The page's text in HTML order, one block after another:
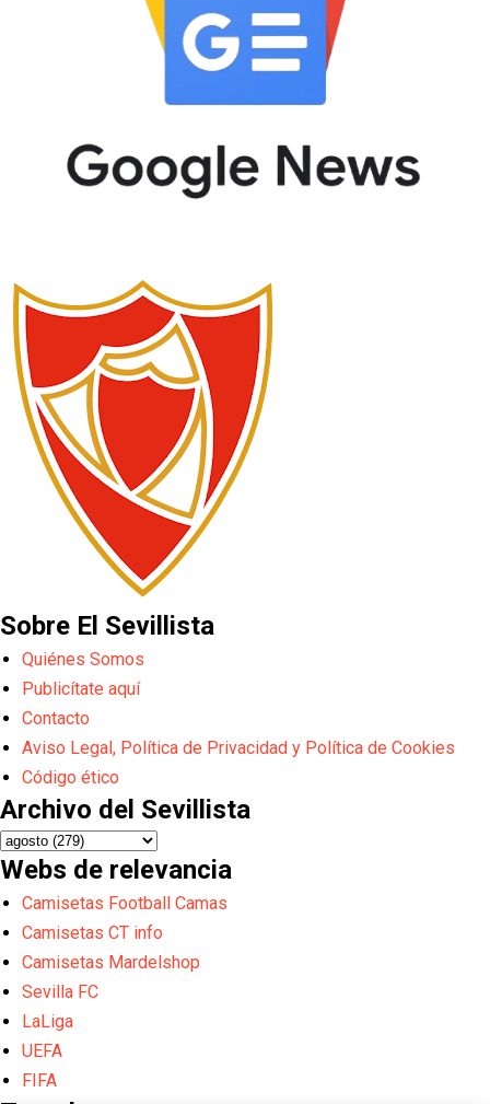
Sobre El Sevillista
Quiénes Somos
Publicítate aquí
Contacto
Aviso Legal, Política de Privacidad y Política de Cookies
Código ético
Archivo del Sevillista
Webs de relevancia
Camisetas Football Camas
Camisetas CT info
Camisetas Mardelshop
Sevilla FC
LaLiga
UEFA
FIFA